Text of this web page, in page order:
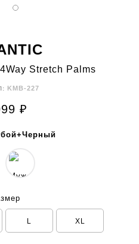
Stretch Palms
KMB-227
₽
L XL